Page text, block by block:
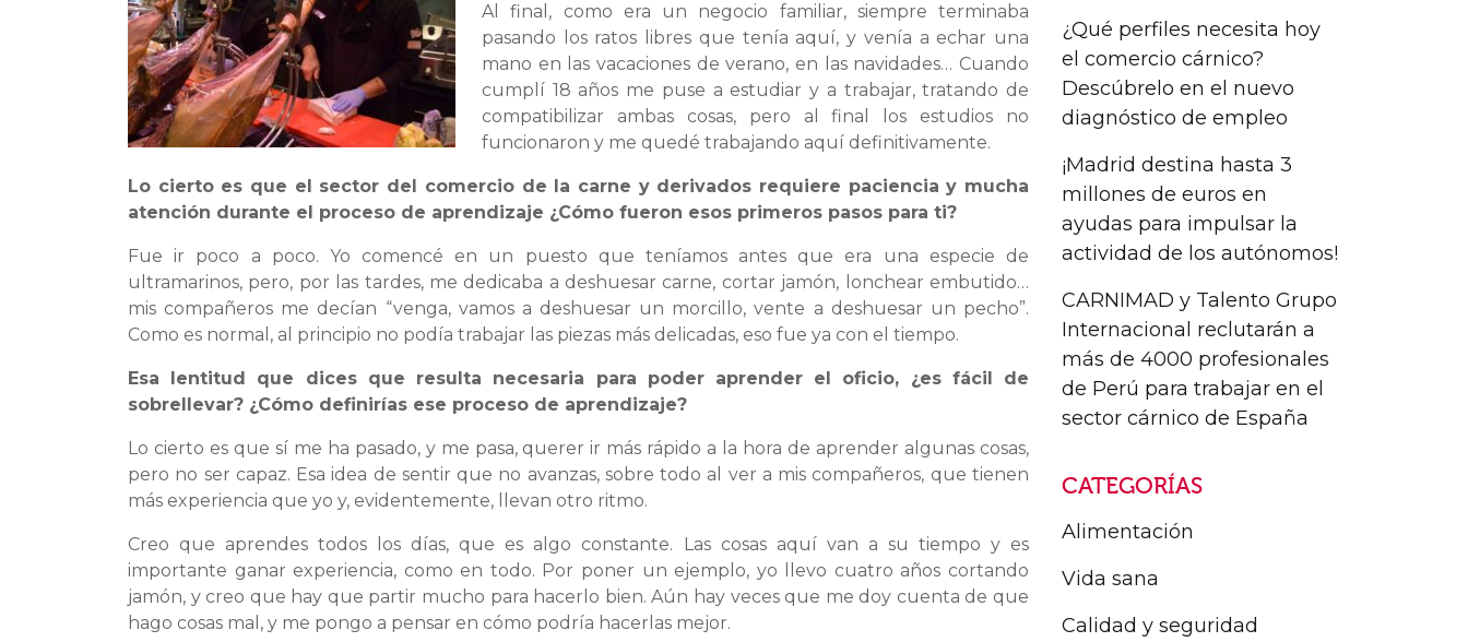
Al final, como era un negocio familiar, siempre terminaba
pasando los ratos libres que tenía aquí, y venía a echar una
mano en las vacaciones de verano, en las navidades… Cuando
cumplí 18 años me puse a estudiar y a trabajar, tratando de
compatibilizar ambas cosas, pero al final los estudios no
funcionaron y me quedé trabajando aquí definitivamente.
Lo cierto es que el sector del comercio de la carne y derivados requiere paciencia y mucha
atención durante el proceso de aprendizaje ¿Cómo fueron esos primeros pasos para ti?
Fue ir poco a poco. Yo comencé en un puesto que teníamos antes que era una especie de
ultramarinos, pero, por las tardes, me dedicaba a deshuesar carne, cortar jamón, lonchear embutido…
mis compañeros me decían “venga, vamos a deshuesar un morcillo, vente a deshuesar un pecho”.
Como es normal, al principio no podía trabajar las piezas más delicadas, eso fue ya con el tiempo.
Esa lentitud que dices que resulta necesaria para poder aprender el oficio, ¿es fácil de
sobrellevar? ¿Cómo definirías ese proceso de aprendizaje?
Lo cierto es que sí me ha pasado, y me pasa, querer ir más rápido a la hora de aprender algunas cosas,
pero no ser capaz. Esa idea de sentir que no avanzas, sobre todo al ver a mis compañeros, que tienen
más experiencia que yo y, evidentemente, llevan otro ritmo.
Creo que aprendes todos los días, que es algo constante. Las cosas aquí van a su tiempo y es
importante ganar experiencia, como en todo. Por poner un ejemplo, yo llevo cuatro años cortando
jamón, y creo que hay que partir mucho para hacerlo bien. Aún hay veces que me doy cuenta de que
hago cosas mal, y me pongo a pensar en cómo podría hacerlas mejor.
¿Qué perfiles necesita hoy
el comercio cárnico?
Descúbrelo en el nuevo
diagnóstico de empleo
¡Madrid destina hasta 3
millones de euros en
ayudas para impulsar la
actividad de los autónomos!
CARNIMAD y Talento Grupo
Internacional reclutarán a
más de 4000 profesionales
de Perú para trabajar en el
sector cárnico de España
CATEGORÍAS
Alimentación
Vida sana
Calidad y seguridad